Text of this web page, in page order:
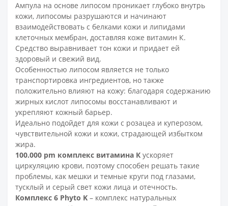
Ампула на основе липосом проникает глубоко внутрь
кожи, липосомы разрушаются и начинают
взаимодействовать с белками кожи и липидами
клеточных мембран, доставляя коже витамин К.
Средство выравнивает тон кожи и придает ей
здоровый и свежий вид.
Особенностью липосом является не только
транспортировка ингредиентов, но также
положительно влияют на кожу: благодаря содержанию
жирных кислот липосомы восстанавливают и
укрепляют кожный барьер.
Идеально подойдет для кожи с розацеа и куперозом,
чувствительной кожи и кожи, страдающей избытком
жира.
100.000 pm комплекс витамина К ускоряет
циркуляцию крови, поэтому способен решать такие
проблемы, как мешки и темные круги под глазами,
тусклый и серый свет кожи лица и отечность.
Комплекс 6 Phyto K – комплекс натуральных